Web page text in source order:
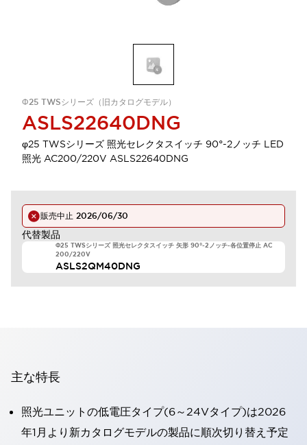
Φ25 TWSシリーズ（旧カタログモデル）
ASLS22640DNG
φ25 TWSシリーズ 照光セレクタスイッチ 90°-2ノッチ LED
照光 AC200/220V ASLS22640DNG
販売中止 2026/06/30
代替製品
Φ25 TWSシリーズ 照光セレクタスイッチ 矢形 90°-2ノッチ-各位置停止 AC
200/220V
ASLS2QM40DNG
主な特長
照光ユニットの低電圧タイプ(6～24Vタイプ)は2026
年1月より新カタログモデルの製品に順次切り替え予定